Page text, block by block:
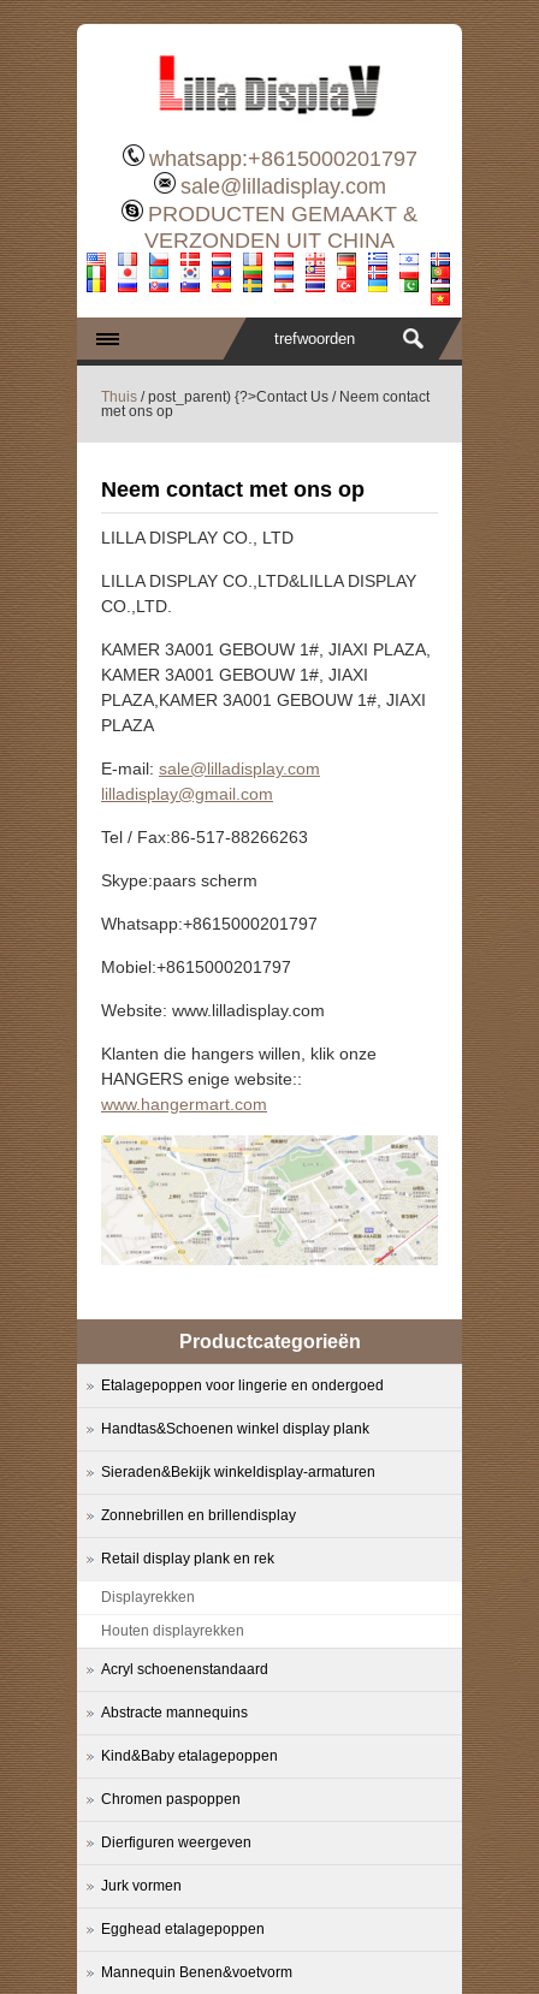
whatsapp:+8615000201797
sale@lilladisplay.com
PRODUCTEN GEMAAKT &
VERZONDEN UIT CHINA
Thuis /post_parent) {?>Contact Us / Neem contact
met ons op
Neem contact met ons op
LILLA DISPLAY CO., LTD
LILLA DISPLAY CO.,LTD&LILLA DISPLAY
CO.,LTD.
KAMER 3A001 GEBOUW 1#, JIAXI PLAZA,
KAMER 3A001 GEBOUW 1#, JIAXI
PLAZA,KAMER 3A001 GEBOUW 1#, JIAXI
PLAZA
E-mail: sale@lilladisplay.com
lilladisplay@gmail.com
Tel / Fax:86-517-88266263
Skype:paars scherm
Whatsapp:+8615000201797
Mobiel:+8615000201797
Website: www.lilladisplay.com
Klanten die hangers willen, klik onze
HANGERS enige website::
www.hangermart.com
Productcategorieën
Etalagepoppen voor lingerie en ondergoed
Handtas&Schoenen winkel display plank
Sieraden&Bekijk winkeldisplay-armaturen
Zonnebrillen en brillendisplay
Retail display plank en rek
Displayrekken
Houten displayrekken
Acryl schoenenstandaard
Abstracte mannequins
Kind&Baby etalagepoppen
Chromen paspoppen
Dierfiguren weergeven
Jurk vormen
Egghead etalagepoppen
Mannequin Benen&voetvorm